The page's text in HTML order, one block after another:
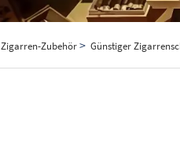
Zigarren-Zubehör> Günstiger